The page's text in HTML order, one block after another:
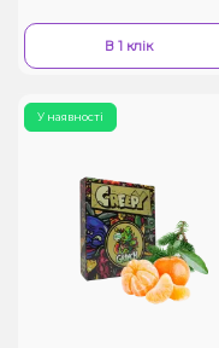
В 1 клік
У наявності